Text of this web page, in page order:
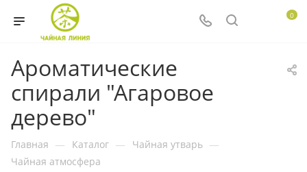
0
Ароматические
спирали "Агаровое
дерево"
Главная — Каталог — Чайная утварь —
Чайная атмосфера